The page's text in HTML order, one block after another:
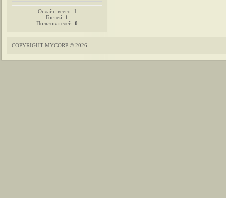
Онлайн всего: 1
Гостей: 1
Пользователей: 0
COPYRIGHT MYCORP © 2026